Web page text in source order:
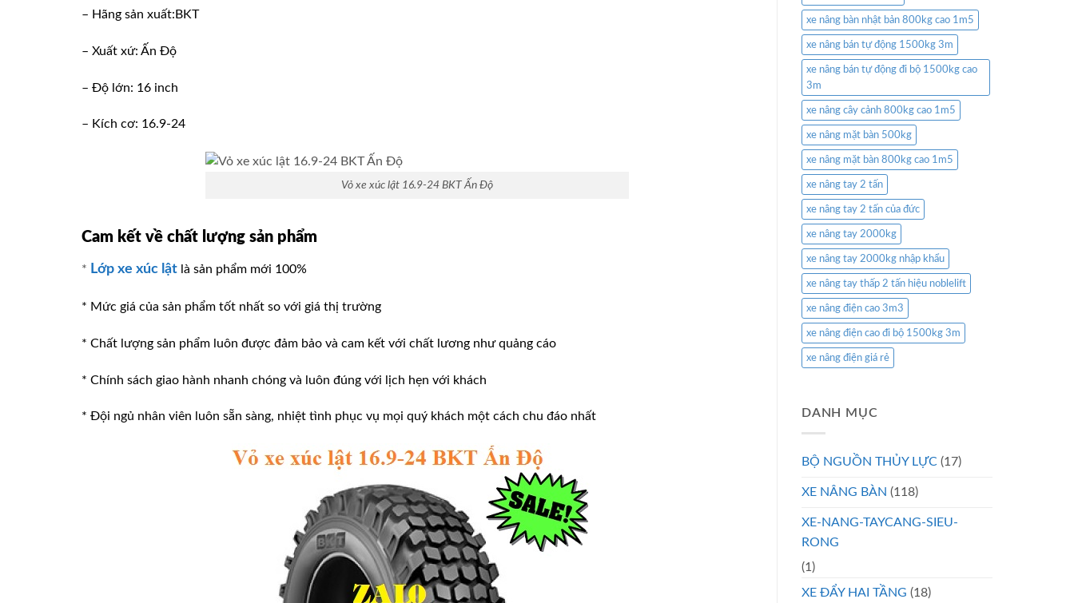
– Hãng sản xuất:BKT
– Xuất xứ: Ấn Độ
– Độ lớn: 16 inch
– Kích cơ: 16.9-24
Vỏ xe xúc lật 16.9-24 BKT Ấn Độ
Cam kết về chất lượng sản phẩm
* Lớp xe xúc lật là sản phẩm mới 100%
* Mức giá của sản phẩm tốt nhất so với giá thị trường
* Chất lượng sản phẩm luôn được đảm bảo và cam kết với chất lương như quảng cáo
* Chính sách giao hành nhanh chóng và luôn đúng với lịch hẹn với khách
* Đội ngủ nhân viên luôn sẵn sàng, nhiệt tình phục vụ mọi quý khách một cách chu đáo nhất
xe nâng bàn nhật bản 800kg cao 1m5
xe nâng bán tự động 1500kg 3m
xe nâng bán tự động đi bộ 1500kg cao
3m
xe nâng cây cảnh 800kg cao 1m5
xe nâng mặt bàn 500kg
xe nâng mặt bàn 800kg cao 1m5
xe nâng tay 2 tấn
xe nâng tay 2 tấn của đức
xe nâng tay 2000kg
xe nâng tay 2000kg nhập khẩu
xe nâng tay thấp 2 tấn hiệu noblelift
xe nâng điện cao 3m3
xe nâng điện cao đi bộ 1500kg 3m
xe nâng điện giá rẻ
DANH MỤC
BỘ NGUỒN THỦY LỰC (17)
XE NÂNG BÀN (118)
XE-NANG-TAYCANG-SIEU-
RONG
(1)
XE ĐẨY HAI TẦNG (18)